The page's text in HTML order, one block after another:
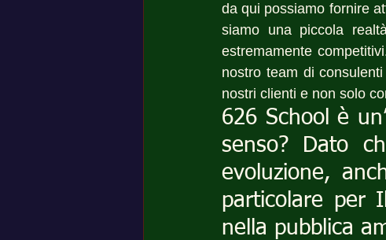
da qui possiamo fornire
siamo una piccola
estremamente
nostro team di
nostri clienti e non solo
626 School è
senso? Dato
evoluzione,
particolare per
nella pubblica